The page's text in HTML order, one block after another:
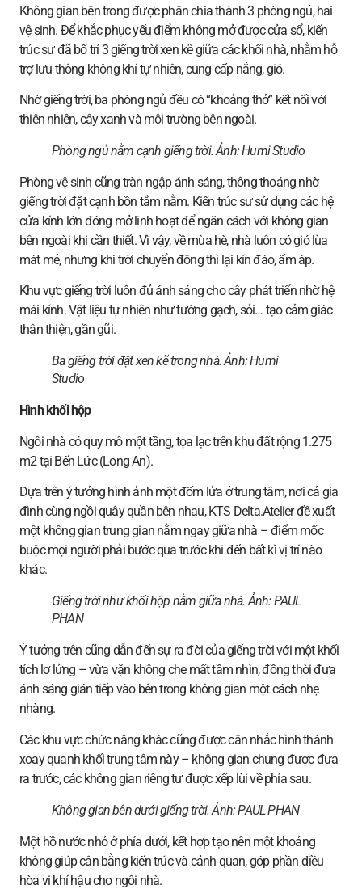
Không gian bên trong được phân chia thành 3 phòng ngủ, hai
vệ sinh. Để khắc phục yếu điểm không mở được cửa sổ, kiến
trúc sư đã bố trí 3 giếng trời xen kẽ giữa các khối nhà, nhằm hỗ
trợ lưu thông không khí tự nhiên, cung cấp nắng, gió.
Nhờ giếng trời, ba phòng ngủ đều có “khoảng thở” kết nối với
thiên nhiên, cây xanh và môi trường bên ngoài.
Phòng ngủ nằm cạnh giếng trời.Ảnh: Humi Studio
Phòng vệ sinh cũng tràn ngập ánh sáng, thông thoáng nhờ
giếng trời đặt cạnh bồn tắm nằm. Kiến trúc sư sử dụng các hệ
cửa kính lớn đóng mở linh hoạt để ngăn cách với không gian
bên ngoài khi cần thiết. Vì vậy, về mùa hè, nhà luôn có gió lùa
mát mẻ, nhưng khi trời chuyển đông thì lại kín đáo, ấm áp.
Khu vực giếng trời luôn đủ ánh sáng cho cây phát triển nhờ hệ
mái kính. Vật liệu tự nhiên như tường gạch, sỏi… tạo cảm giác
thân thiện, gần gũi.
Ba giếng trời đặt xen kẽ trong nhà.Ảnh: Humi
Studio
Hình khối hộp
Ngôi nhà có quy mô một tầng, tọa lạc trên khu đất rộng 1.275
m2 tại Bến Lức (Long An).
Dựa trên ý tưởng hình ảnh một đốm lửa ở trung tâm, nơi cả gia
đình cùng ngồi quây quần bên nhau, KTS Delta.Atelier đề xuất
một không gian trung gian nằm ngay giữa nhà – điểm mốc
buộc mọi người phải bước qua trước khi đến bất kì vị trí nào
khác.
Giếng trời như khối hộp nằm giữa nhà.Ảnh: PAUL
PHAN
Ý tưởng trên cũng dẫn đến sự ra đời của giếng trời với một khối
tích lơ lửng – vừa vặn không che mất tầm nhìn, đồng thời đưa
ánh sáng gián tiếp vào bên trong không gian một cách nhẹ
nhàng.
Các khu vực chức năng khác cũng được cân nhắc hình thành
xoay quanh khối trung tâm này – không gian chung được đưa
ra trước, các không gian riêng tư được xếp lùi về phía sau.
Không gian bên dưới giếng trời.Ảnh: PAUL PHAN
Một hồ nước nhỏ ở phía dưới, kết hợp tạo nên một khoảng
không giúp cân bằng kiến trúc và cảnh quan, góp phần điều
hòa vi khí hậu cho ngôi nhà.